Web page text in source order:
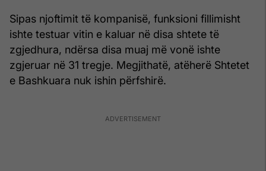
Sipas njoftimit të kompanisë, funksioni fillimisht
ishte testuar vitin e kaluar në disa shtete të
zgjedhura, ndërsa disa muaj më vonë ishte
zgjeruar në 31 tregje. Megjithatë, atëherë Shtetet
e Bashkuara nuk ishin përfshirë.